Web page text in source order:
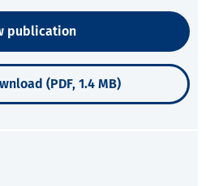
publication
(PDF, 1.4 MB)